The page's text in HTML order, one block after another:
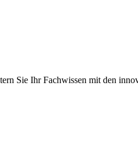
Sie Ihr Fachwissen mit den